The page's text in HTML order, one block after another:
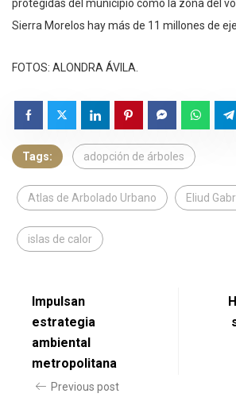
protegidas del municipio como la zona del
Sierra Morelos hay más de 11 millones de
FOTOS: ALONDRA ÁVILA.
Tags: adopción de árboles
Atlas de Arbolado Urbano Eliud
islas de calor
Impulsan
estrategia
ambiental
metropolitana
Previous post